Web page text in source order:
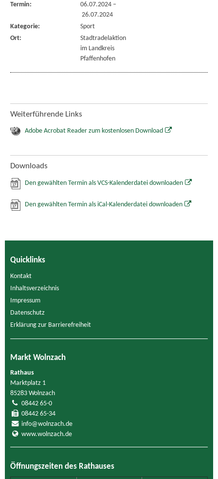
Termin: 06.07.2024–
26.07.2024
Kategorie:
Sport
Ort:
Stadtradelaktion
im Landkreis
Pfaffenhofen
Weiterführende Links
Adobe Acrobat Reader zum kostenlosen Download
Downloads
Den gewählten Termin als VCS-Kalenderdatei downloaden
Den gewählten Termin als iCal-Kalenderdatei downloaden
Quicklinks
Kontakt
Inhaltsverzeichnis
Impressum
Datenschutz
Erklärung zur Barrierefreiheit
Markt Wolnzach
Rathaus
Marktplatz 1
85283 Wolnzach
08442 65-0
08442 65-34
info@wolnzach.de
www.wolnzach.de
Öffnungszeiten des Rathauses